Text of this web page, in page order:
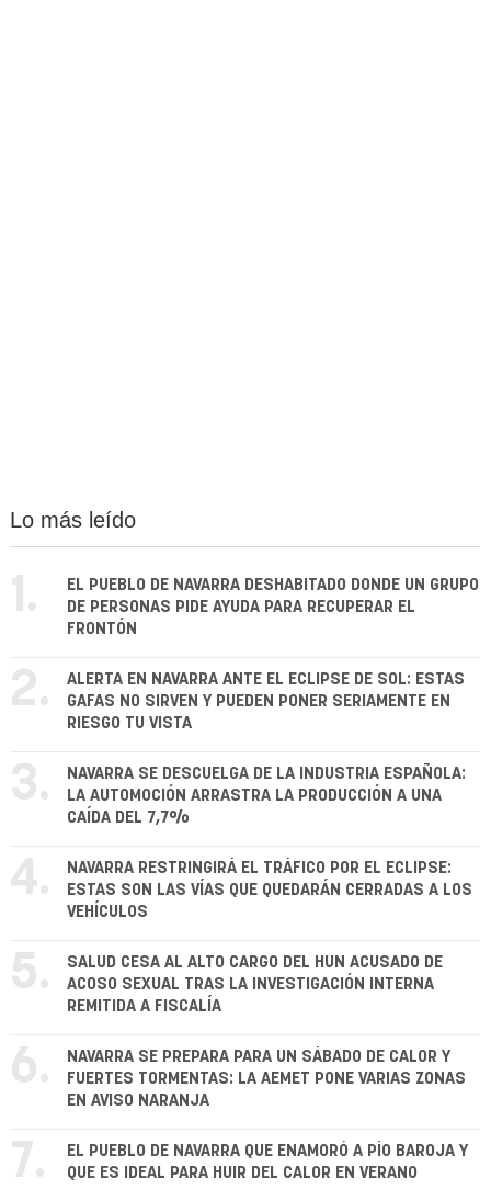
Lo más leído
1.
EL PUEBLO DE NAVARRA DESHABITADO DONDE UN GRUPO
DE PERSONAS PIDE AYUDA PARA RECUPERAR EL
FRONTÓN
2.
ALERTA EN NAVARRA ANTE EL ECLIPSE DE SOL: ESTAS
GAFAS NO SIRVEN Y PUEDEN PONER SERIAMENTE EN
RIESGO TU VISTA
3.
NAVARRA SE DESCUELGA DE LA INDUSTRIA ESPAÑOLA:
LA AUTOMOCIÓN ARRASTRA LA PRODUCCIÓN A UNA
CAÍDA DEL 7,7%
4.
NAVARRA RESTRINGIRÁ EL TRÁFICO POR EL ECLIPSE:
ESTAS SON LAS VÍAS QUE QUEDARÁN CERRADAS A LOS
VEHÍCULOS
5.
SALUD CESA AL ALTO CARGO DEL HUN ACUSADO DE
ACOSO SEXUAL TRAS LA INVESTIGACIÓN INTERNA
REMITIDA A FISCALÍA
6.
NAVARRA SE PREPARA PARA UN SÁBADO DE CALOR Y
FUERTES TORMENTAS: LA AEMET PONE VARIAS ZONAS
EN AVISO NARANJA
7.
EL PUEBLO DE NAVARRA QUE ENAMORÓ A PÍO BAROJA Y
QUE ES IDEAL PARA HUIR DEL CALOR EN VERANO